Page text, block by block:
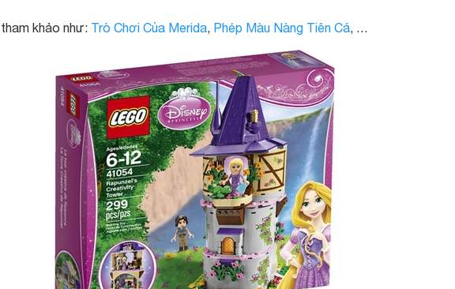
khảo như: Trò Chơi Của Merida, Phép Màu Nàng Tiên Cá, …